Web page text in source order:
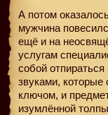
А потом
мужчина
ещё и на
услугам
собой
звуками,
ключом, и
изумлённой